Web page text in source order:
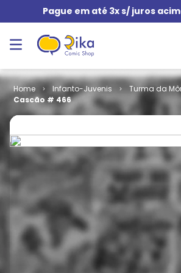
Pague em até 3x s/ juros
Infanto-Juvenis Turma da
Cascão # 466